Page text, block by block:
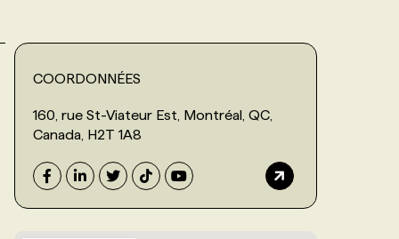
COORDONNÉES
160, rue St-Viateur Est, Montréal, QC,
Canada, H2T 1A8